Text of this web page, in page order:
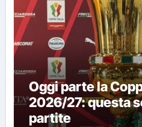
Oggi parte la
2026/27: questa
partite